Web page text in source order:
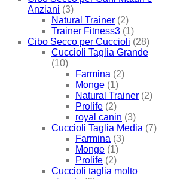
Anziani (3)
Natural Trainer (2)
Trainer Fitness3 (1)
Cibo Secco per Cuccioli (28)
Cuccioli Taglia Grande
(10)
Farmina (2)
Monge (1)
Natural Trainer (2)
Prolife (2)
royal canin (3)
Cuccioli Taglia Media (7)
Farmina (3)
Monge (1)
Prolife (2)
Cuccioli taglia molto